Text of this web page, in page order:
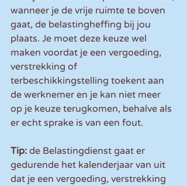
wanneer je de vrije ruimte te boven
gaat, de belastingheffing bij jou
plaats. Je moet deze keuze wel
maken voordat je een vergoeding,
verstrekking of
terbeschikkingstelling toekent aan
de werknemer en je kan niet meer
op je keuze terugkomen, behalve als
er echt sprake is van een fout.
Tip: de Belastingdienst gaat er
gedurende het kalenderjaar van uit
dat je een vergoeding, verstrekking